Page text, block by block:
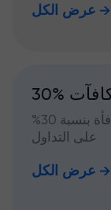
عرض الكل
قم بشحن حسابك واحصل على مكافأة بنسبة 30%
على التداول
عرض الكل